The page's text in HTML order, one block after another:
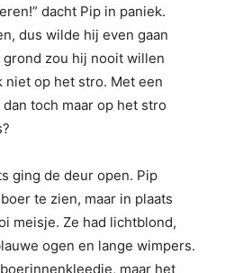
dacht Pip in paniek.
dus wilde hij even gaan
zou hij nooit willen
niet op het stro. Met een
toch maar op het stro
ging de deur open. Pip
te zien, maar in plaats
meisje. Ze had lichtblond,
ogen en lange wimpers.
maar het